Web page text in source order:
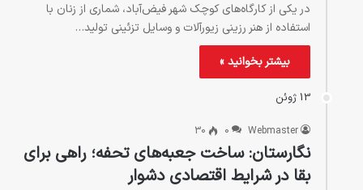
در یکی از کارگاه‌های کوچک شهر فیض‌آباد، شماری از زنان با
استفاده از هنر رزینی زیورآلات و وسایل تزئینی تولید…
بیشتر بخوانید »
13 ژوئن
Webmaster
0
30
نگارستان: ساخت جعبه‌های تحفه؛ راهی برای
بقا در شرایط اقتصادی دشوار